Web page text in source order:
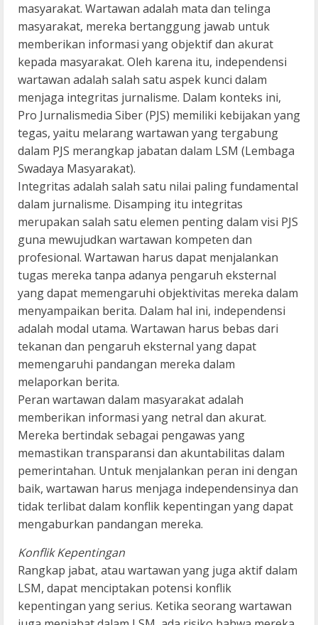
masyarakat. Wartawan adalah mata dan telinga
masyarakat, mereka bertanggung jawab untuk
memberikan informasi yang objektif dan akurat
kepada masyarakat. Oleh karena itu, independensi
wartawan adalah salah satu aspek kunci dalam
menjaga integritas jurnalisme. Dalam konteks ini,
Pro Jurnalismedia Siber (PJS) memiliki kebijakan yang
tegas, yaitu melarang wartawan yang tergabung
dalam PJS merangkap jabatan dalam LSM (Lembaga
Swadaya Masyarakat).
Integritas adalah salah satu nilai paling fundamental
dalam jurnalisme. Disamping itu integritas
merupakan salah satu elemen penting dalam visi PJS
guna mewujudkan wartawan kompeten dan
profesional. Wartawan harus dapat menjalankan
tugas mereka tanpa adanya pengaruh eksternal
yang dapat memengaruhi objektivitas mereka dalam
menyampaikan berita. Dalam hal ini, independensi
adalah modal utama. Wartawan harus bebas dari
tekanan dan pengaruh eksternal yang dapat
memengaruhi pandangan mereka dalam
melaporkan berita.
Peran wartawan dalam masyarakat adalah
memberikan informasi yang netral dan akurat.
Mereka bertindak sebagai pengawas yang
memastikan transparansi dan akuntabilitas dalam
pemerintahan. Untuk menjalankan peran ini dengan
baik, wartawan harus menjaga independensinya dan
tidak terlibat dalam konflik kepentingan yang dapat
mengaburkan pandangan mereka.
Konflik Kepentingan
Rangkap jabat, atau wartawan yang juga aktif dalam
LSM, dapat menciptakan potensi konflik
kepentingan yang serius. Ketika seorang wartawan